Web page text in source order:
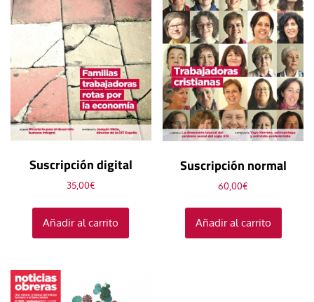
Suscripción digital
35,00€
Añadir al carrito
Suscripción normal
60,00€
Añadir al carrito